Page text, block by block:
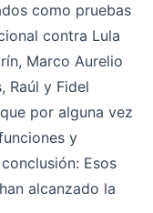
como pruebas
contra Lula
Marco Aurelio
Raúl y Fidel
por alguna vez
y
Esos
alcanzado la